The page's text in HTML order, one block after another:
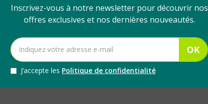
Inscrivez-vous à notre newsletter pour découvrir nos
offres exclusives et nos dernières nouveautés.
OK
J’accepte les Politique de confidentialité